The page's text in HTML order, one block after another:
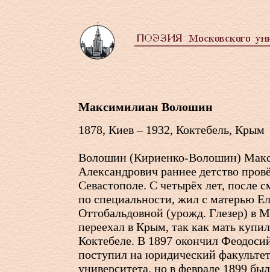
Максимилиан Волошин
1878, Киев – 1932, Коктебель, Крым
Волошин (Кириенко-Волошин)
Александрович раннее детство
Севастополе. С четырёх лет, после
по специальности, жил с матерью
Оттобальдовной (урожд. Глезер) в
переехал в Крым, так как мать
Коктебеле. В 1897 окончил
поступил на юридический
университета, но в феврале 1899